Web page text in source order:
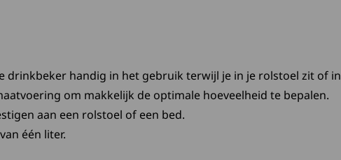
drinkbeker handig in het gebruik terwijl je in je rolstoel zit of in
om makkelijk de optimale hoeveelheid te bepalen.
aan een rolstoel of een bed.
één liter.